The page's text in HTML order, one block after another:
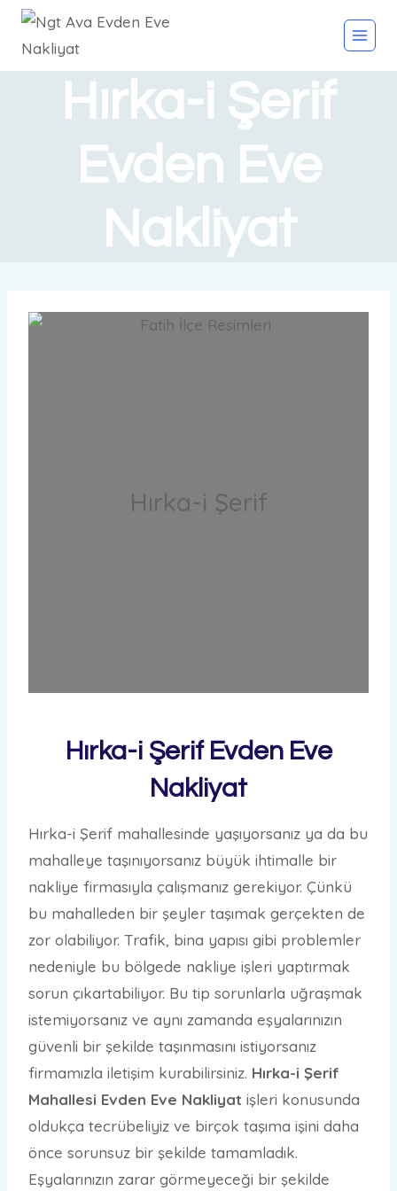
Hırka-i Şerif
Evden Eve
Nakliyat
Hırka-i Şerif
Hırka-i Şerif Evden Eve
Nakliyat
Hırka-i Şerif mahallesinde yaşıyorsanız ya da bu
mahalleye taşınıyorsanız büyük ihtimalle bir
nakliye firmasıyla çalışmanız gerekiyor. Çünkü
bu mahalleden bir şeyler taşımak gerçekten de
zor olabiliyor. Trafik, bina yapısı gibi problemler
nedeniyle bu bölgede nakliye işleri yaptırmak
sorun çıkartabiliyor. Bu tip sorunlarla uğraşmak
istemiyorsanız ve aynı zamanda eşyalarınızın
güvenli bir şekilde taşınmasını istiyorsanız
firmamızla iletişim kurabilirsiniz. Hırka-i Şerif
Mahallesi Evden Eve Nakliyat işleri konusunda
oldukça tecrübeliyiz ve birçok taşıma işini daha
önce sorunsuz bir şekilde tamamladık.
Eşyalarınızın zarar görmeyeceği bir şekilde